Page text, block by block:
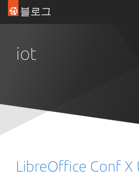
블로그
iot
LibreOffice Conf X